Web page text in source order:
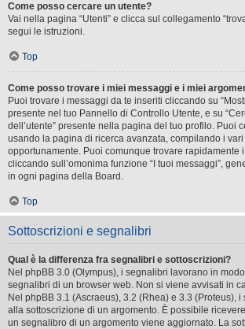
Come posso cercare un utente?
Vai nella pagina “Utenti” e clicca sul collegamento
segui le istruzioni.
Top
Come posso trovare i miei messaggi e i miei
Puoi trovare i messaggi da te inseriti cliccando su
presente nel tuo Pannello di Controllo Utente, e su
dell’utente” presente nella pagina del tuo profilo. Puoi
usando la pagina di ricerca avanzata, compilando i vari
opportunamente. Puoi comunque trovare rapidamente
cliccando sull’omonima funzione “I tuoi messaggi”,
in ogni pagina della Board.
Top
Sottoscrizioni e segnalibri
Qual è la differenza fra segnalibri e sottoscrizioni?
Nel phpBB 3.0 (Olympus), i segnalibri lavorano in
segnalibri di un browser web. Non si viene avvisati in
Nel phpBB 3.1 (Ascraeus), 3.2 (Rhea) e 3.3 (Proteus),
alla sottoscrizione di un argomento. È possibile
un segnalibro di un argomento viene aggiornato. La